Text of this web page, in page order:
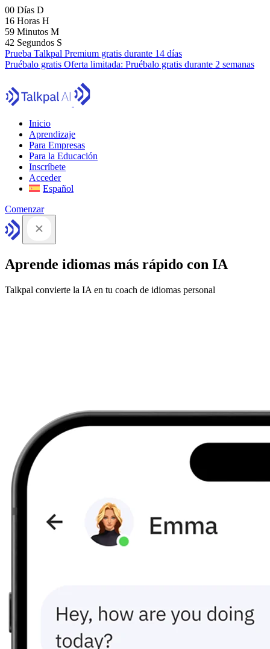
00 Días D
16 Horas H
59 Minutos M
41 Segundos S
Prueba Talkpal Premium gratis durante 14 días
Pruébalo gratis Oferta limitada: Pruébalo gratis durante 2 semanas
Inicio
Aprendizaje
Para Empresas
Para la Educación
Inscríbete
Acceder
Español
Comenzar
Aprende idiomas más rápido con IA
Talkpal convierte la IA en tu coach de idiomas personal